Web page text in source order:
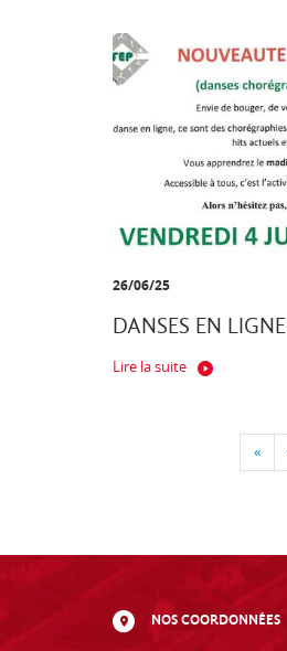
26/06/25
DANSES EN LIGNE
Lire la suite
«
NOS COORDONNÉES